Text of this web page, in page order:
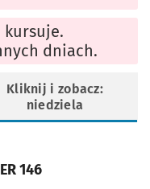
146
kursuje.
dniach.
Kliknij i zobacz:
niedziela